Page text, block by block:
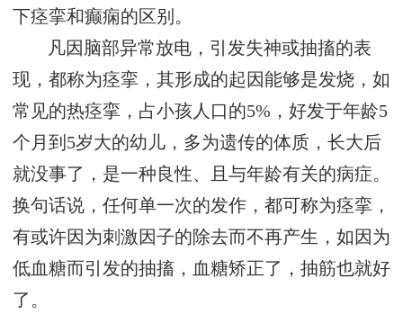
下痉挛和癫痫的区别。
凡因脑部异常放电，引发失神或抽搐的表
现，都称为痉挛，其形成的起因能够是发烧，如
常见的热痉挛，占小孩人口的5%，好发于年龄5
个月到5岁大的幼儿，多为遗传的体质，长大后
就没事了，是一种良性、且与年龄有关的病症。
换句话说，任何单一次的发作，都可称为痉挛，
有或许因为刺激因子的除去而不再产生，如因为
低血糖而引发的抽搐，血糖矫正了，抽筋也就好
了。